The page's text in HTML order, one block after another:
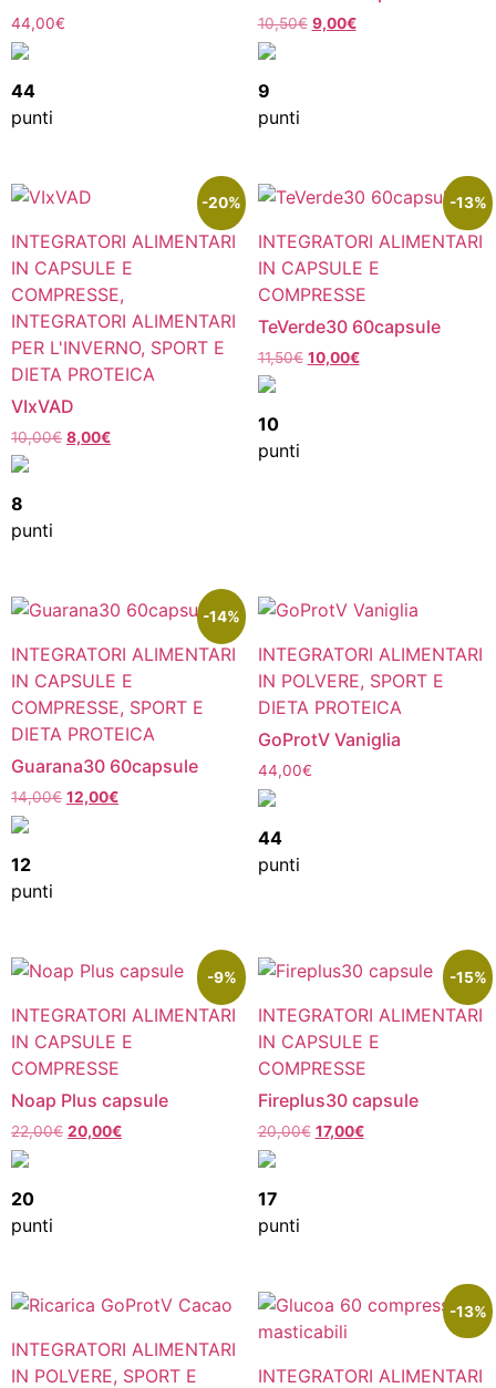
44,00€
44
punti
10,50€ 9,00€
9
punti
-20%
INTEGRATORI ALIMENTARI
IN CAPSULE E
COMPRESSE,
INTEGRATORI ALIMENTARI
PER L'INVERNO, SPORT E
DIETA PROTEICA
VIxVAD
10,00€ 8,00€
8
punti
-13%
INTEGRATORI ALIMENTARI
IN CAPSULE E
COMPRESSE
TeVerde30 60capsule
11,50€ 10,00€
10
punti
-14%
INTEGRATORI ALIMENTARI
IN CAPSULE E
COMPRESSE, SPORT E
DIETA PROTEICA
Guarana30 60capsule
14,00€ 12,00€
12
punti
INTEGRATORI ALIMENTARI
IN POLVERE, SPORT E
DIETA PROTEICA
GoProtV Vaniglia
44,00€
44
punti
-9%
INTEGRATORI ALIMENTARI
IN CAPSULE E
COMPRESSE
Noap Plus capsule
22,00€ 20,00€
20
punti
-15%
INTEGRATORI ALIMENTARI
IN CAPSULE E
COMPRESSE
Fireplus30 capsule
20,00€ 17,00€
17
punti
INTEGRATORI ALIMENTARI
IN POLVERE, SPORT E
-13%
INTEGRATORI ALIMENTARI